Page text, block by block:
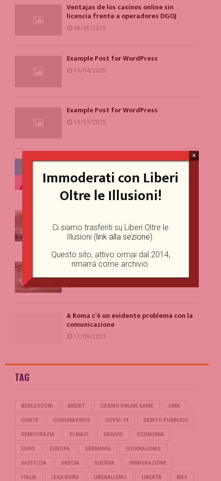
Ventajas de los casinos online sin
licencia frente a operadores DGOJ
06/06/2025
Example Post for WordPress
13/04/2025
Example Post for WordPress
15/03/2025
Un problema per la parità di genere
(forse)
20/10/2023
non ce ne sono?
29/09/2023
I limiti della libertà d’espressione: una
A Roma c’è un evidente problema con la
comunicazione
11/09/2023
TAG
BERLUSCONI BREXIT CASINO ONLINE GAME CINA
CONTE CORONAVIRUS COVID-19 DEBITO PUBBLICO
DEMOCRAZIA DI MAIO DRAGHI ECONOMIA
EURO EUROPA GERMANIA GIORNALISMO
GIUSTIZIA GRECIA GUERRA IMMIGRAZIONE
ITALIA LEGA NORD LIBERALISMO LIBERTÀ M5S
Immoderati con Liberi
Oltre le Illusioni!
Ci siamo trasferiti su Liberi Oltre le
Illusioni (link alla sezione).
Questo sito, attivo ormai dal 2014,
rimarrá come archivio.
×